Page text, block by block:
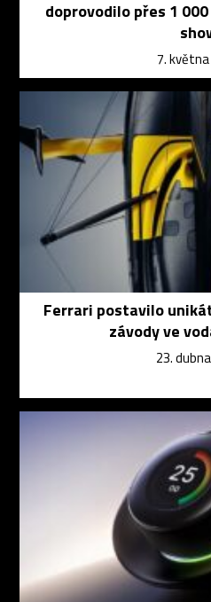
doprovodilo přes 1
7.
Ferrari postavilo
závody ve
23.